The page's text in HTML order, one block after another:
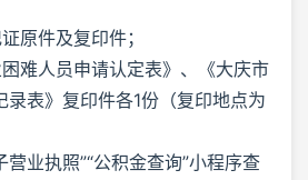
原件及复印件；
困难人员申请认定表》、《大庆市
录表》复印件各1份（复印地点为
营业执照”“公积金查询”小程序查